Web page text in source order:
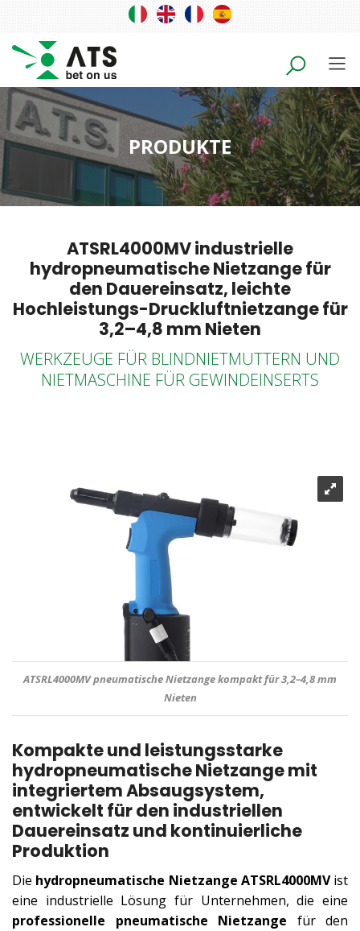
PRODUKTE
ATSRL4000MV industrielle
hydropneumatische Nietzange für
den Dauereinsatz, leichte
Hochleistungs-Druckluftnietzange für
3,2–4,8 mm Nieten
WERKZEUGE FÜR BLINDNIETMUTTERN UND
NIETMASCHINE FÜR GEWINDEINSERTS
ATSRL4000MV pneumatische Nietzange kompakt für 3,2–4,8 mm
Nieten
Kompakte und leistungsstarke
hydropneumatische Nietzange mit
integriertem Absaugsystem,
entwickelt für den industriellen
Dauereinsatz und kontinuierliche
Produktion
Die hydropneumatische Nietzange ATSRL4000MVist
eine industrielle Lösung für Unternehmen, die eine
professionelle pneumatische Nietzange für den